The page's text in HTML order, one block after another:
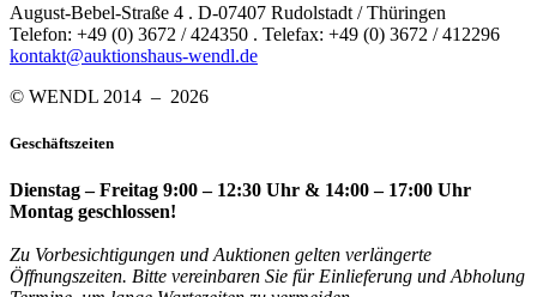
August-Bebel-Straße 4 . D-07407 Rudolstadt / Thüringen
Telefon: +49 (0) 3672 / 424350 . Telefax: +49 (0) 3672 / 412296
kontakt@auktionshaus-wendl.de
© WENDL 2014 – 2026
Geschäftszeiten
Dienstag – Freitag 9:00 – 12:30 Uhr & 14:00 – 17:00 Uhr
Montag geschlossen!
Zu Vorbesichtigungen und Auktionen gelten verlängerte
Öffnungszeiten. Bitte vereinbaren Sie für Einlieferung und Abholung